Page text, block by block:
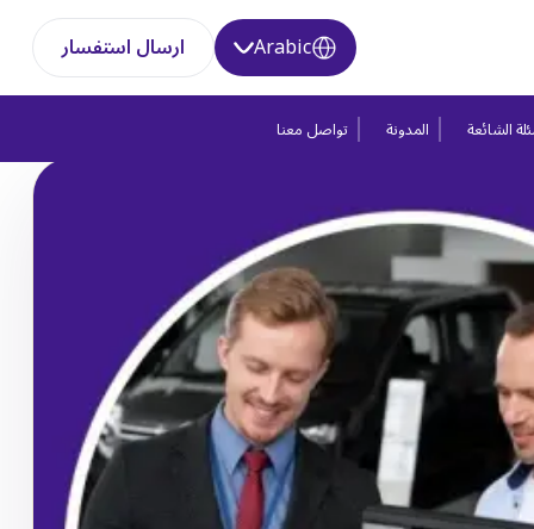
Arabic ارسال استفسار
الشائعة المدونة تواصل معنا